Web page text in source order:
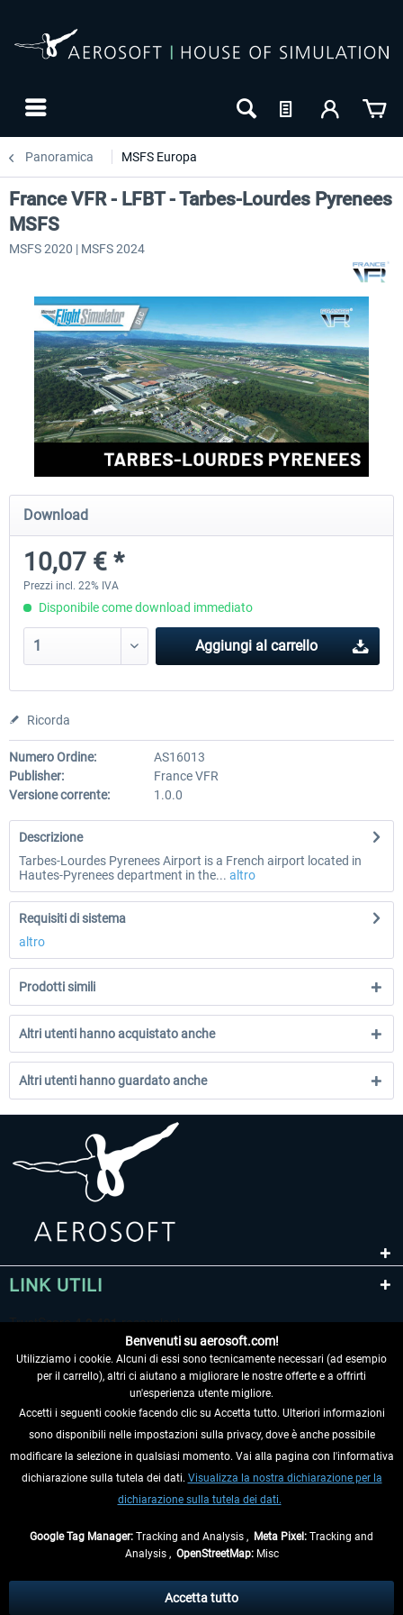
Panoramica MSFS Europa
Aerosoft Airport Cologne/Bonn sim-wings Hamburg
France VFR - LFBT - Tarbes-Lourdes Pyrenees
MSFS
MSFS 2020 | MSFS 2024
Download
10,07 € *
Prezzi incl. 22% IVA
Disponibile come download immediato
Aggiungi al carrello
Ricorda
Numero Ordine:
AS16013
Publisher:
France VFR
Versione corrente:
1.0.0
Descrizione
Tarbes-Lourdes Pyrenees Airport is a French airport located in
Hautes-Pyrenees department in the... altro
Requisiti di sistema
altro
Prodotti simili
Altri utenti hanno acquistato anche
Altri utenti hanno guardato anche
LINK UTILI
RECEDERE DAL CONTRATTO
INFORMAZIONI
eventualmente le spese di spedizione, se non diversamente descritto.
Benvenuti su aerosoft.com!
Utilizziamo i cookie. Alcuni di essi sono tecnicamente necessari (ad esempio
per il carrello), altri ci aiutano a migliorare le nostre offerte e a offrirti
un'esperienza utente migliore.
Accetti i seguenti cookie facendo clic su Accetta tutto. Ulteriori informazioni
sono disponibili nelle impostazioni sulla privacy, dove è anche possibile
modificare la selezione in qualsiasi momento. Vai alla pagina con l'informativa
dichiarazione sulla tutela dei dati. Visualizza la nostra dichiarazione per la
dichiarazione sulla tutela dei dati.
Google Tag Manager: Tracking and Analysis , Meta Pixel: Tracking and
Analysis , OpenStreetMap:Misc
Accetta tutto